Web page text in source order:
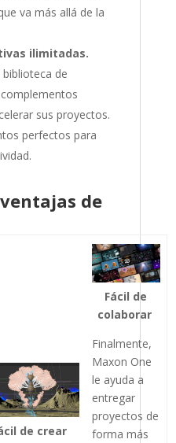
va más allá de la
ilimitadas.
de
sus proyectos.
perfectos para
de
de crear
Fácil de
colaborar
Finalmente,
Maxon One
le ayuda a
entregar
proyectos de
forma más